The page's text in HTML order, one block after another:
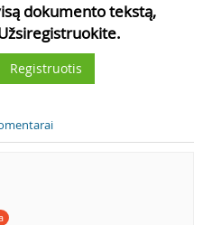
dokumento tekstą,
Registruotis